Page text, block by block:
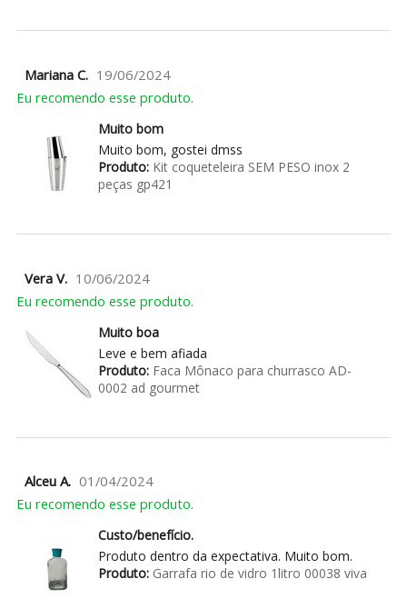
Mariana C. 19/06/2024
Eu recomendo esse produto.
Muito bom
Muito bom, gostei dmss
Produto:Kit coqueteleira SEM PESO inox 2
peças gp421
Vera V. 10/06/2024
Eu recomendo esse produto.
Muito boa
Leve e bem afiada
Produto:Faca Mônaco para churrasco AD-
0002 ad gourmet
Alceu A. 01/04/2024
Eu recomendo esse produto.
Custo/benefício.
Produto dentro da expectativa. Muito bom.
Produto:Garrafa rio de vidro 1litro 00038 viva